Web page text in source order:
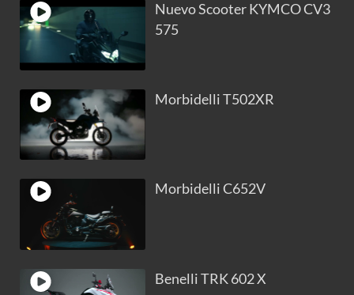
Nuevo Scooter KYMCO CV3
575
Morbidelli T502XR
Morbidelli C652V
Benelli TRK 602 X